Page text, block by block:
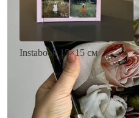
Instabook 15×15 см
• Декор на выбор
• Выбор цвета фона
• Загрузка фото и текста